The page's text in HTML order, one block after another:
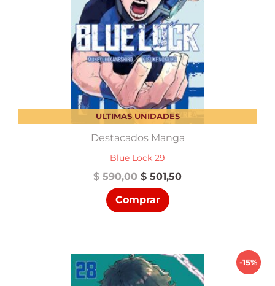
ULTIMAS UNIDADES
Destacados Manga
Blue Lock 29
$590,00 El
precio
original
era:
$ 501,50El
Comprar
-15%